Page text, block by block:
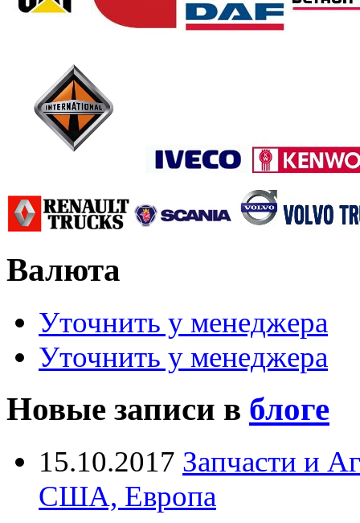
Валюта
Уточнить у менеджера
Уточнить у менеджера
Новые записи в блоге
15.10.2017 Запчасти и
США, Европа